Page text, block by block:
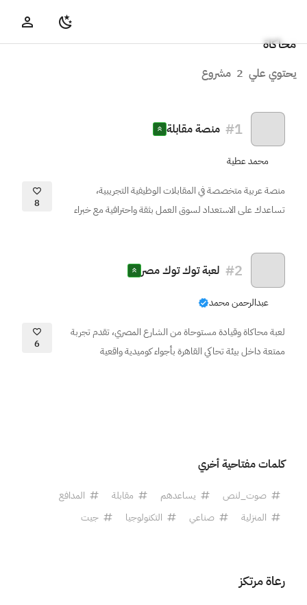
محاكاة
يحتوي علي 2 مشروع
#1 منصة مقابلة
محمد عطية
منصة عربية متخصصة في المقابلات الوظيفية التجريبية،
تساعدك على الاستعداد لسوق العمل بثقة واحترافية مع خبراء
8
#2 لعبة توك توك مصر
عبدالرحمن محمد
لعبة محاكاة وقيادة مستوحاة من الشارع المصري، تقدم تجربة
ممتعة داخل بيئة تحاكي القاهرة بأجواء كوميدية واقعية
6
كلمات مفتاحية أخري
صوت_لنص يساعدهم مقابلة
المدافع
المنزلية
صناعي التكنولوجيا جيت
رعاة مرتكز